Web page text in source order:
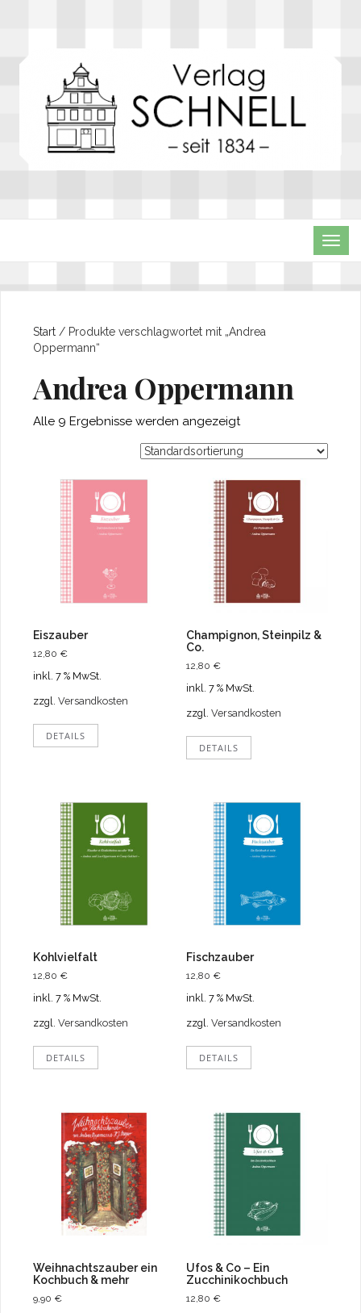
Start / Produkte verschlagwortet mit „Andrea
Oppermann“
Andrea Oppermann
Alle 9 Ergebnisse werden angezeigt
Eiszauber
12,80 €
inkl. 7 % MwSt.
zzgl. Versandkosten
DETAILS
Champignon, Steinpilz &
Co.
12,80 €
inkl. 7 % MwSt.
zzgl.Versandkosten
DETAILS
Kohlvielfalt
12,80 €
inkl. 7 % MwSt.
zzgl. Versandkosten
DETAILS
Fischzauber
12,80 €
inkl. 7 % MwSt.
zzgl.Versandkosten
DETAILS
Weihnachtszauber ein
Kochbuch & mehr
9,90 €
Ufos & Co – Ein
Zucchinikochbuch
12,80 €